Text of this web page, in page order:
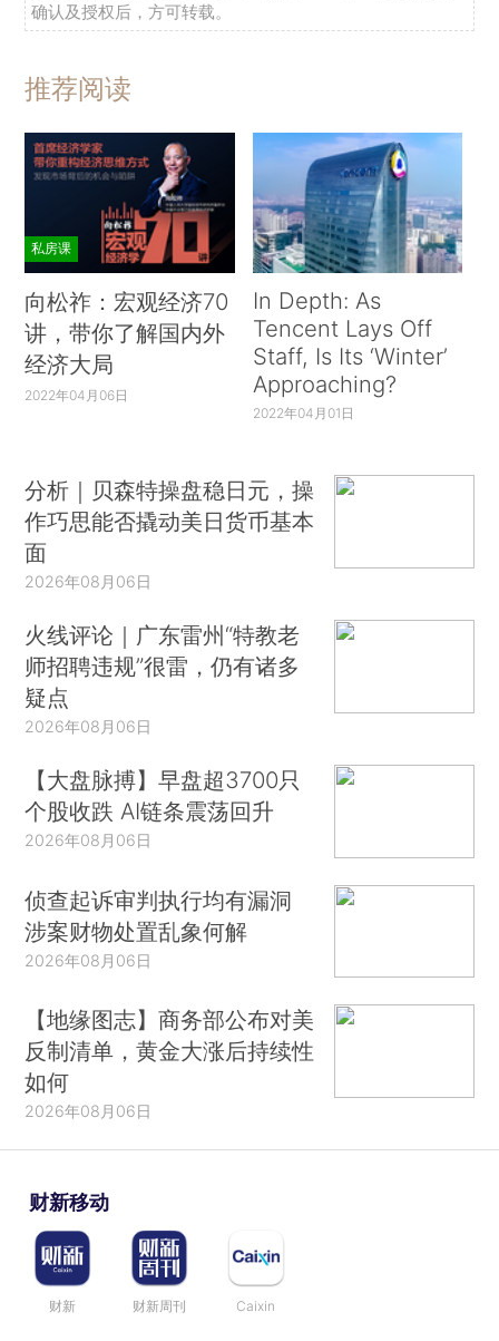
确认及授权后，方可转载。
推荐阅读
私房课
向松祚：宏观经济70
讲，带你了解国内外
经济大局
2022年04月06日
In Depth: As
Tencent Lays Off
Staff, Is Its ‘Winter’
Approaching?
2022年04月01日
分析｜贝森特操盘稳日元，操
作巧思能否撬动美日货币基本
面
2026年08月06日
火线评论｜广东雷州“特教老
师招聘违规”很雷，仍有诸多
疑点
2026年08月06日
【大盘脉搏】早盘超3700只
个股收跌 AI链条震荡回升
2026年08月06日
侦查起诉审判执行均有漏洞
涉案财物处置乱象何解
2026年08月06日
【地缘图志】商务部公布对美
反制清单，黄金大涨后持续性
如何
2026年08月06日
财新移动
财新 财新周刊 Caixin